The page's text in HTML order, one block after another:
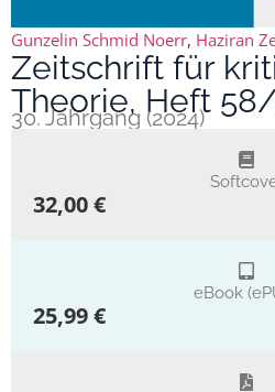
Gunzelin Schmid Noerr, Haziran
Zeitschrift für
Theorie, Heft
30. Jahrgang (2024)
32,00 €
eBook
25,99 €